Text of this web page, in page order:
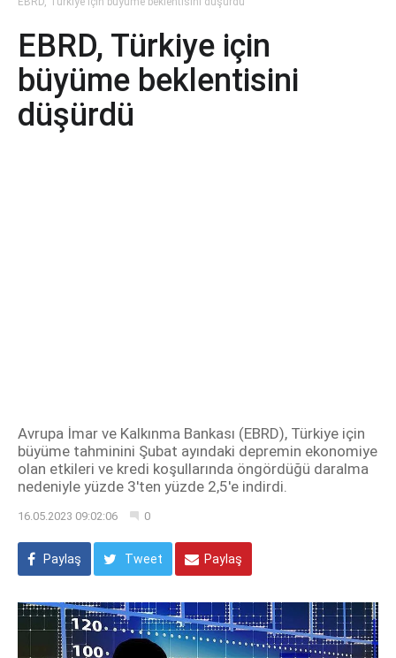
EBRD, Türkiye için
büyüme beklentisini
düşürdü
Avrupa İmar ve Kalkınma Bankası (EBRD), Türkiye için
büyüme tahminini Şubat ayındaki depremin ekonomiye
olan etkileri ve kredi koşullarında öngördüğü daralma
nedeniyle yüzde 3'ten yüzde 2,5'e indirdi.
16.05.2023 09:02:06 0
Paylaş Tweet Paylaş